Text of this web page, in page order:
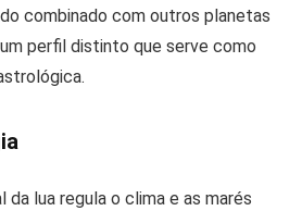
combinado com outros planetas
perfil distinto que serve como
da lua regula o clima e as marés